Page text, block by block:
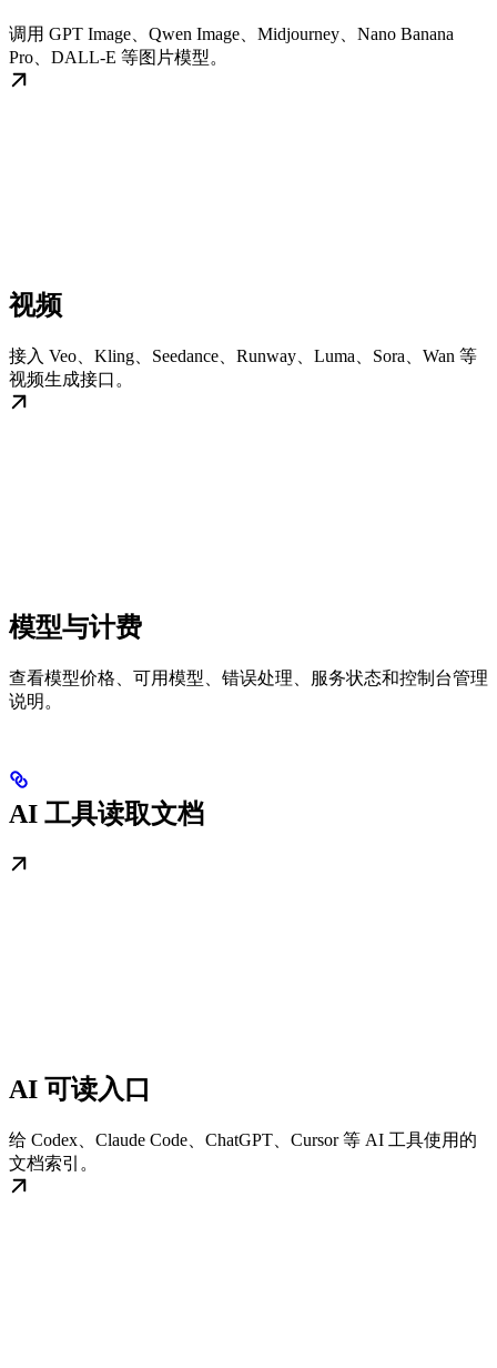
调用 GPT Image、Qwen Image、Midjourney、Nano Banana
Pro、DALL-E 等图片模型。
视频
接入 Veo、Kling、Seedance、Runway、Luma、Sora、Wan 等
视频生成接口。
模型与计费
查看模型价格、可用模型、错误处理、服务状态和控制台管理
说明。
AI 工具读取文档
AI 可读入口
给 Codex、Claude Code、ChatGPT、Cursor 等 AI 工具使用的
文档索引。